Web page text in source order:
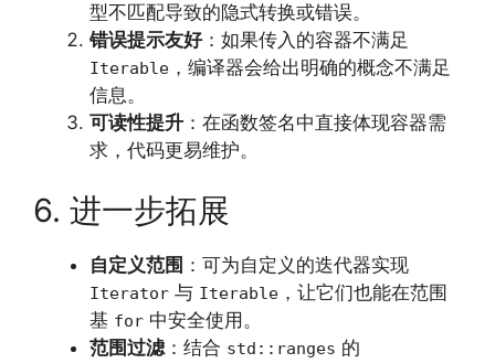
型不匹配导致的隐式转换或错误。
错误提示友好：如果传入的容器不满足
Iterable ，编译器会给出明确的概念不满足
信息。
可读性提升 ：在函数签名中直接体现容器需
求，代码更易维护。
6. 进一步拓展
自定义范围 ：可为自定义的迭代器实现
Iterator 与 Iterable ，让它们也能在范围
基 for 中安全使用。
范围过滤：结合 std::ranges 的